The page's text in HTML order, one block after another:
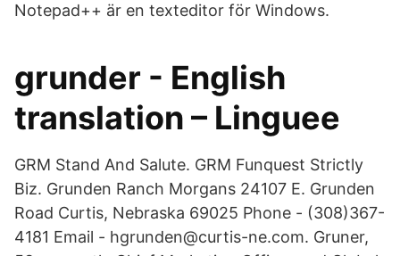
Notepad++ är en texteditor för Windows.
grunder - English
translation – Linguee
GRM Stand And Salute. GRM Funquest Strictly
Biz. Grunden Ranch Morgans 24107 E. Grunden
Road Curtis, Nebraska 69025 Phone - (308)367-
4181 Email - hgrunden@curtis-ne.com. Gruner,